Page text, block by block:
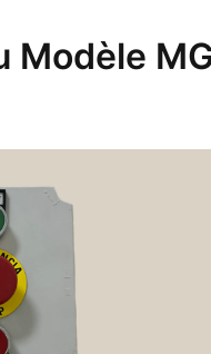
Modèle